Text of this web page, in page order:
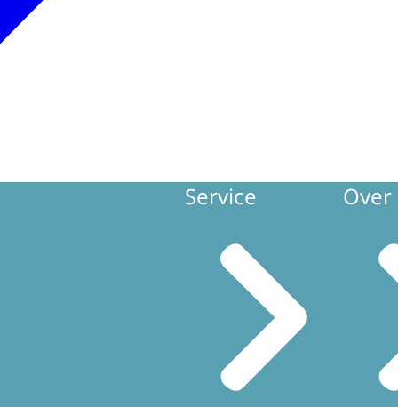
Service